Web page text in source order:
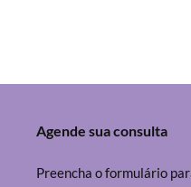
Agende sua consulta
Preencha o formulário